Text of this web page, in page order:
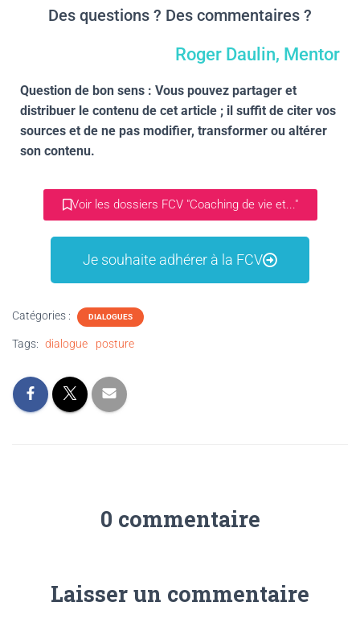
Des questions ? Des commentaires ?
Roger Daulin, Mentor
Question de bon sens : Vous pouvez partager et
distribuer le contenu de cet article ; il suffit de citer vos
sources et de ne pas modifier, transformer ou altérer
son contenu.
Voir les dossiers FCV "Coaching de vie et..."
Je souhaite adhérer à la FCV
Catégories : DIALOGUES
Tags: dialogue posture
0 commentaire
Laisser un commentaire